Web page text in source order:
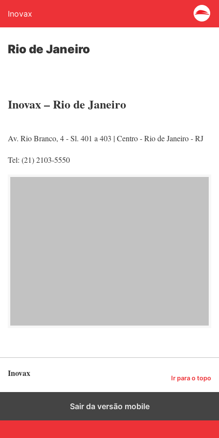
Inovax
Rio de Janeiro
Inovax – Rio de Janeiro
Av. Rio Branco, 4 - Sl. 401 a 403 | Centro - Rio de Janeiro - RJ
Tel: (21) 2103-5550
Inovax Ir para o topo
Sair da versão mobile